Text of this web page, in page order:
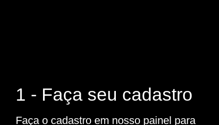
1 - Faça seu cadastro
Faça o cadastro em nosso painel para